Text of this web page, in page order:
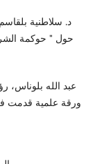
د. سلاطنية
حول " حوكمة
عبد الله بلوناس،
ورقة علمية قدمت في